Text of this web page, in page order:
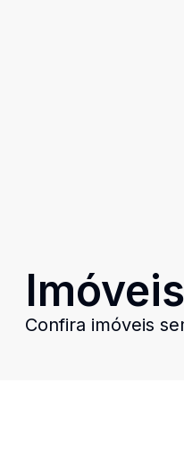
Confira imóveis